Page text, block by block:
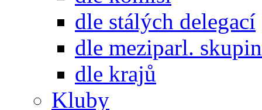
dle stálých delegací
dle meziparl. skupin
dle krajů
Kluby